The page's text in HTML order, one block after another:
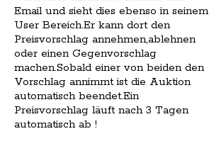
Email und sieht dies ebenso in seinem
User Bereich.Er kann dort den
Preisvorschlag annehmen,ablehnen
oder einen Gegenvorschlag
machen.Sobald einer von beiden den
Vorschlag annimmt ist die Auktion
automatisch beendet.Ein
Preisvorschlag läuft nach 3 Tagen
automatisch ab !